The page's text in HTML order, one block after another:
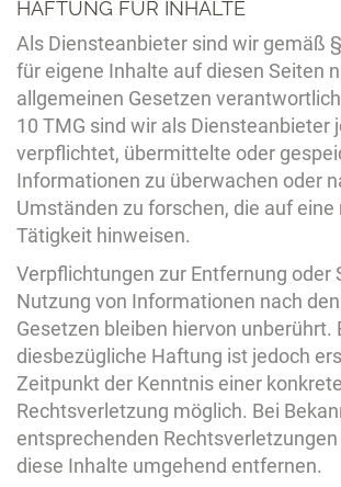
HAFTUNG FÜR INHALTE
Als Diensteanbieter sind wir gemäß
für eigene Inhalte auf diesen Seiten
allgemeinen Gesetzen
10 TMG sind wir als Diensteanbieter
verpflichtet, übermittelte oder
Informationen zu überwachen oder
Umständen zu forschen, die auf
Tätigkeit hinweisen.
Verpflichtungen zur Entfernung oder
Nutzung von Informationen nach
Gesetzen bleiben hiervon unberührt.
diesbezügliche Haftung ist jedoch
Zeitpunkt der Kenntnis einer
Rechtsverletzung möglich. Bei
entsprechenden
diese Inhalte umgehend entfernen.